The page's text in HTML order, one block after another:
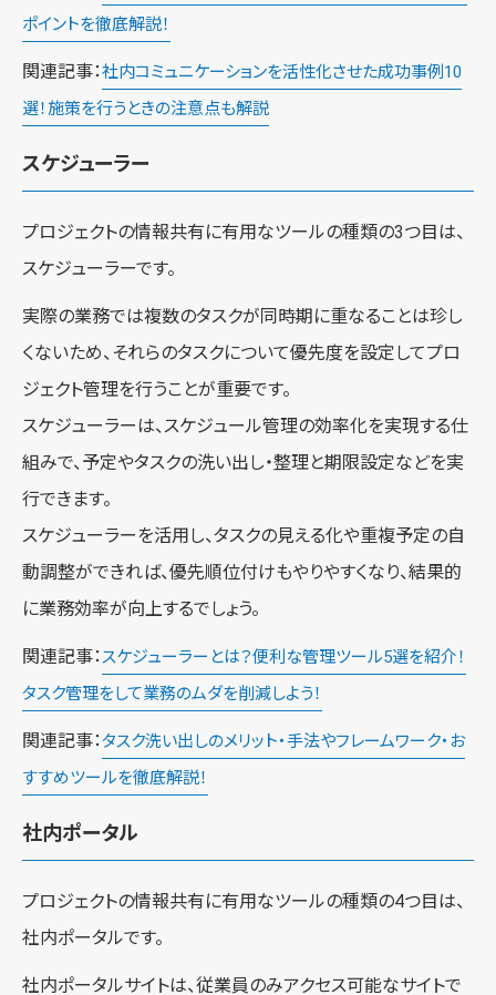
ポイントを徹底解説！
関連記事：社内コミュニケーションを活性化させた成功事例10
選！施策を行うときの注意点も解説
スケジューラー
プロジェクトの情報共有に有用なツールの種類の3つ目は、
スケジューラーです。
実際の業務では複数のタスクが同時期に重なることは珍し
くないため、それらのタスクについて優先度を設定してプロ
ジェクト管理を行うことが重要です。
スケジューラーは、スケジュール管理の効率化を実現する仕
組みで、予定やタスクの洗い出し・整理と期限設定などを実
行できます。
スケジューラーを活用し、タスクの見える化や重複予定の自
動調整ができれば、優先順位付けもやりやすくなり、結果的
に業務効率が向上するでしょう。
関連記事：スケジューラーとは？便利な管理ツール5選を紹介！
タスク管理をして業務のムダを削減しよう！
関連記事：タスク洗い出しのメリット・手法やフレームワーク・お
すすめツールを徹底解説！
社内ポータル
プロジェクトの情報共有に有用なツールの種類の4つ目は、
社内ポータルです。
社内ポータルサイトは、従業員のみアクセス可能なサイトで